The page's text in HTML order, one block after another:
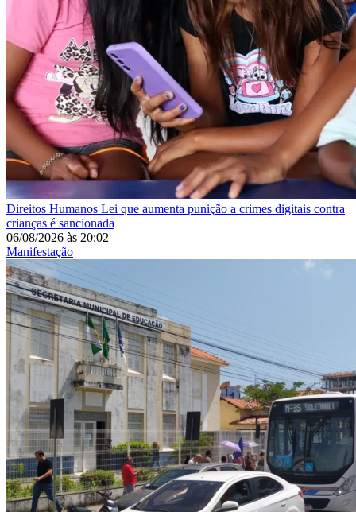
Direitos Humanos Lei que aumenta punição a crimes digitais contra
crianças é sancionada
06/08/2026 às 20:02
Manifestação